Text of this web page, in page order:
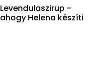
Levendulaszirup -
ahogy Helena készíti